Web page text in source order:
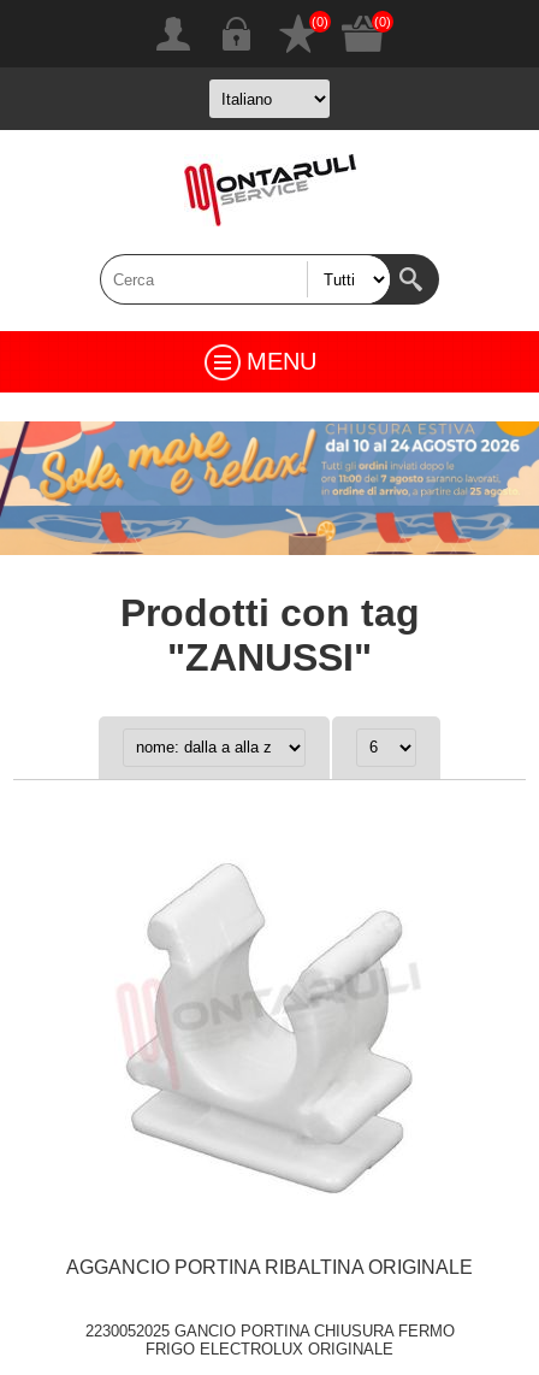
(0) (0)
MENU
Prodotti con tag
"ZANUSSI"
AGGANCIO PORTINA RIBALTINA ORIGINALE
2230052025 GANCIO PORTINA CHIUSURA FERMO
FRIGO ELECTROLUX ORIGINALE